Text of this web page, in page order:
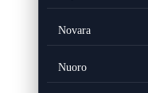
Novara
Nuoro